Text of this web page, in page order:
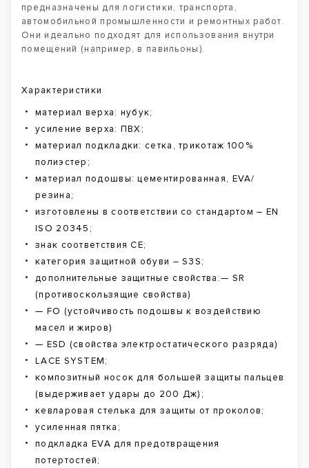
предназначены для логистики, транспорта,
автомобильной промышленности и ремонтных работ.
Они идеально подходят для использования внутри
помещений (например, в павильоны).
Характеристики
материал верха: нубук;
усиление верха: ПВХ;
материал подкладки: сетка, трикотаж 100%
полиэстер;
материал подошвы: цементированная, EVA/
резина;
изготовлены в соответствии со стандартом – EN
ISO 20345;
знак соответствия CE;
категория защитной обуви – S3S;
дополнительные защитные свойства:— SR
(противоскользящие свойства)
— FO (устойчивость подошвы к воздействию
масел и жиров)
— ESD (свойства электростатического разряда)
LACE SYSTEM;
композитный носок для большей защиты пальцев
(выдерживает удары до 200 Дж);
кевларовая стелька для защиты от проколов;
усиленная пятка;
подкладка EVA для предотвращения
потертостей;